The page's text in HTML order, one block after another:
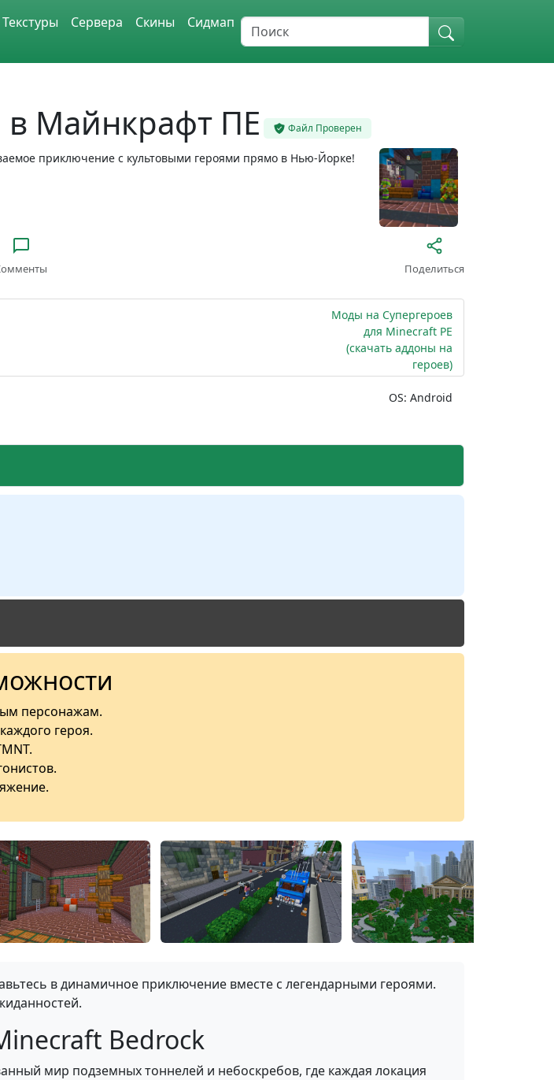
Текстуры Сервера Скины Сидмап
Майнкрафт ПЕ Файл Проверен
приключение с культовыми героями прямо в Нью-Йорке!
Поделиться
Моды на Супергероев
для Minecraft PE
(скачать аддоны на
героев)
OS: Android
персонажам.
героя.
в динамичное приключение вместе с легендарными героями.
Bedrock
мир подземных тоннелей и небоскребов, где каждая локация